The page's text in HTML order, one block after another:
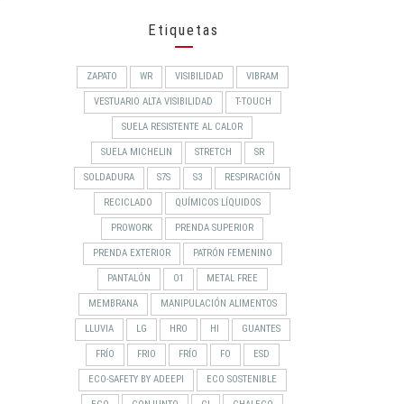
Etiquetas
ZAPATO WR VISIBILIDAD VIBRAM
VESTUARIO ALTA VISIBILIDAD T-TOUCH
SUELA RESISTENTE AL CALOR
SUELA MICHELIN STRETCH SR
SOLDADURA S7S S3 RESPIRACIÓN
RECICLADO QUÍMICOS LÍQUIDOS
PROWORK PRENDA SUPERIOR
PRENDA EXTERIOR PATRÓN FEMENINO
PANTALÓN O1 METAL FREE
MEMBRANA MANIPULACIÓN ALIMENTOS
LLUVIA LG HRO HI GUANTES
FRÍO FRIO FRÍO FO ESD
ECO-SAFETY BY ADEEPI ECO SOSTENIBLE